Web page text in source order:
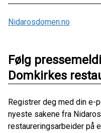
Nidarosdomen.no
Følg
Domkirkes
Registrer deg med din e-
nyeste sakene fra
restaureringsarbeider på